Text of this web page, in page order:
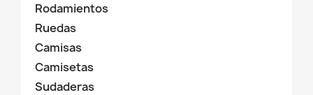
Rodamientos
Ruedas
Camisas
Camisetas
Sudaderas